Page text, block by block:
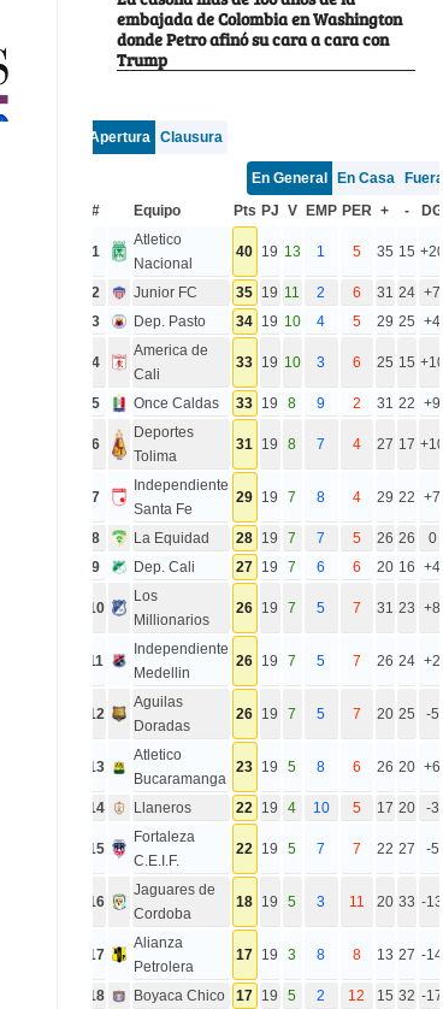
embajada de Colombia en Washington
donde Petro afinó su cara a cara con
Trump
Apertura Clausura
En General En Casa
Fuera
#
Equipo Pts PJ V EMP PER + - DG
1
Atletico
Nacional
40 19 13 1 5 35 15 +20
2 Junior FC 35 19 11 2 6 31 24 +7
3
Dep. Pasto 34 19 10 4 5 29 25 +4
4
America de
Cali
33 19 10 3 6 25 15 +10
5 Once Caldas 33 19 8 9 2 31 22 +9
6
Deportes
Tolima
31 19 8 7 4 27 17 +10
7
Independiente
Santa Fe
29 19 7 8 4 29 22 +7
8 La Equidad 28 19 7 7 5 26 26
0
9
Dep. Cali 27 19 7 6 6 20 16 +4
10
Los
Millionarios
26 19 7 5 7 31 23 +8
11
Independiente
Medellin
26 19 7 5 7 26 24 +2
12
Aguilas
Doradas
26 19 7 5 7 20 25 -5
13
Atletico
Bucaramanga
23 19 5 8 6 26 20 +6
14 Llaneros 22 19 4 10 5 17 20 -3
15
Fortaleza
C.E.I.F.
22 19 5 7 7 22 27 -5
16
Jaguares de
Cordoba
18 19 5 3 11 20 33 -13
17
Alianza
Petrolera
17 19 3 8 8 13 27 -14
18 Boyaca Chico 17 19 5 2 12 15 32 -17